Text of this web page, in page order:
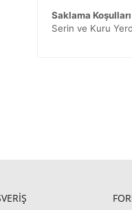
Saklama Koşulları
Serin ve Kuru